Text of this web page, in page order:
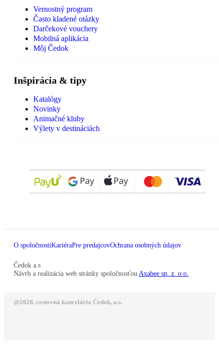
Vernostný program
Často kladené otázky
Darčekové vouchery
Mobilná aplikácia
Môj Čedok
Inšpirácia & tipy
Katalógy
Novinky
Animačné kluby
Výlety v destináciách
O spoločnostiKariéraPre predajcovOchrana osobných údajov
Čedok a.s
Návrh a realizácia web stránky spoločnosťou Axabee sp. z. o.o.
@2026, cestovná kancelária Čedok, a.s.